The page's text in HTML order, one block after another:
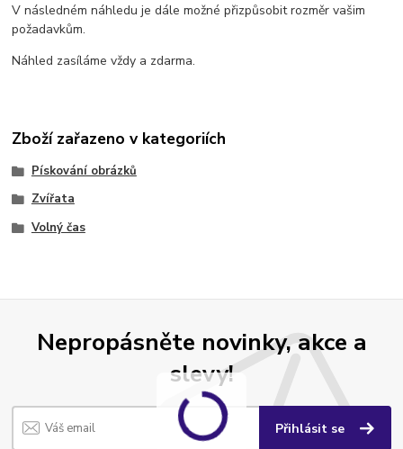
V následném náhledu je dále možné přizpůsobit rozměr vašim
požadavkům.
Náhled zasíláme vždy a zdarma.
Zboží zařazeno v kategoriích
Pískování obrázků
Zvířata
Volný čas
Nepropásněte novinky, akce a
slevy!
Přihlásit se